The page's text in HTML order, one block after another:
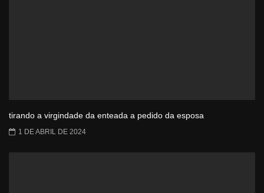
tirando a virgindade da enteada a pedido da esposa
1 DE ABRIL DE 2024